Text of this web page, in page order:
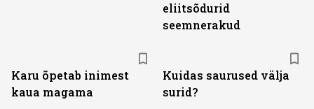
eliitsõdurid
seemnerakud
Karu õpetab inimest
kaua magama
Kuidas saurused välja
surid?